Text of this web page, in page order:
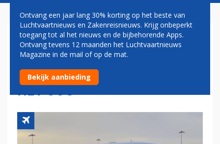
SURINAM AIRWAYS HEEFT
LIJNDIENST TUSSEN
CURAÇAO EN SCHIPHOL OP
HET OOG
Ontvang een jaar lang 30% korting op het beste van
Luchtvaartnieuws en Zakenreisnieuws. Krijg onbeperkt
toegang tot al het nieuws en de bijbehorende Apps.
Ontvang tevens 12 maanden het Luchtvaartnieuws
Magazine in de mail of op de mat.
Bekijk aanbieding